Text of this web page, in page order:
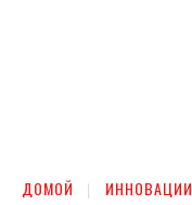
ДОМОЙ ИННОВАЦИИ